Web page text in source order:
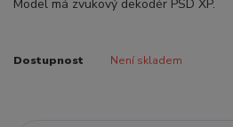
Model má zvukový dekodér
Dostupnost Není skladem